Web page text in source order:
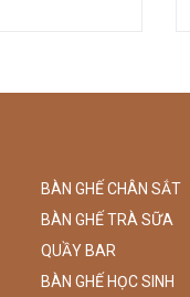
BÀN GHẾ CHÂN SẮT
BÀN GHẾ TRÀ SỮA
QUẦY BAR
BÀN GHẾ HỌC SINH